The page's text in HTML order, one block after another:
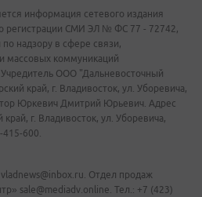
информация сетевого издания
о регистрации СМИ ЭЛ № ФС 77 - 72742,
надзору в сфере связи,
массовых коммуникаций
ООО "Дальневосточный
край, г. Владивосток, ул. Уборевича,
Юркевич Дмитрий Юрьевич. Адрес
г. Владивосток, ул. Уборевича,
600.
Отдел продаж
sale@mediadv.online. Тел.: +7 (423)